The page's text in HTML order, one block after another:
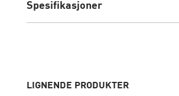
Spesifikasjoner
LIGNENDE PRODUKTER